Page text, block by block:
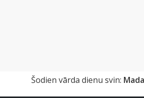
Šodien vārda dienu svin: